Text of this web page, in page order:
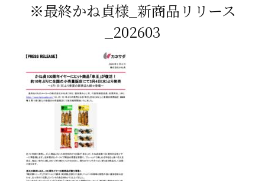
美味しい安心
商品・開発
品質管理
直営店
かね貞の歴史
会社情報
※最終かね貞様_新商品リリース
_202603